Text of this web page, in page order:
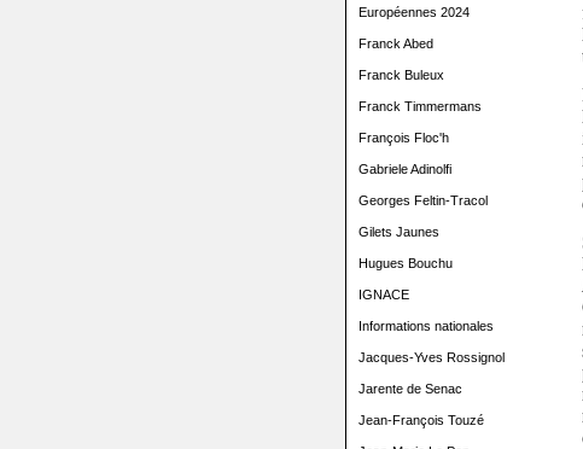
Européennes 2024
Franck Abed
Franck Buleux
Franck Timmermans
François Floc'h
Gabriele Adinolfi
Georges Feltin-Tracol
Gilets Jaunes
Hugues Bouchu
IGNACE
Informations nationales
Jacques-Yves Rossignol
Jarente de Senac
Jean-François Touzé